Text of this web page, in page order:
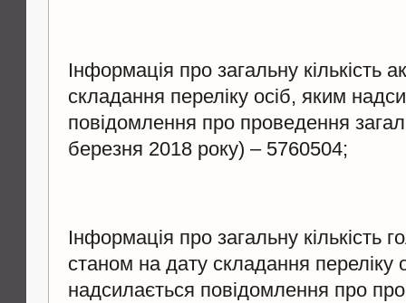
Інформація про загальну кількість
складання переліку осіб, яким
повідомлення про проведення
березня 2018 року) – 5760504;
Інформація про загальну кількість
станом на дату складання переліку
надсилається повідомлення про